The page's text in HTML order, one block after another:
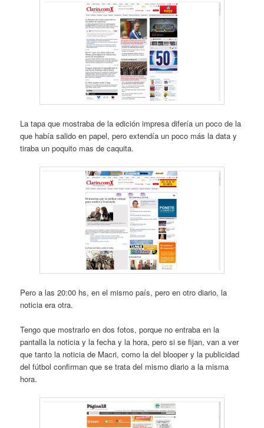
La tapa que mostraba de la edición impresa difería un poco de la
que había salido en papel, pero extendía un poco más la data y
tiraba un poquito mas de caquita.
Pero a las 20:00 hs, en el mismo país, pero en otro diario, la
noticia era otra.
Tengo que mostrarlo en dos fotos, porque no entraba en la
pantalla la noticia y la fecha y la hora, pero si se fijan, van a ver
que tanto la noticia de Macri, como la del blooper y la publicidad
del fútbol confirman que se trata del mismo diario a la misma
hora.